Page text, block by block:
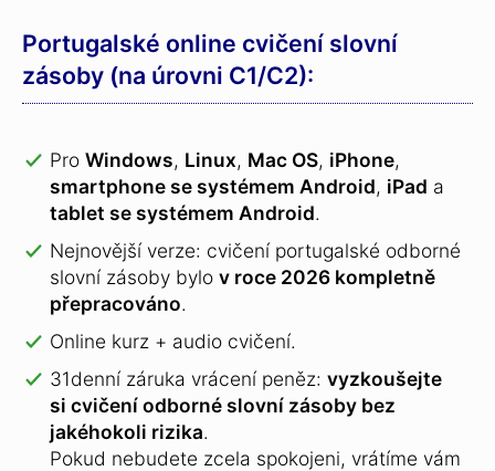
Portugalské online cvičení slovní
zásoby (na úrovni C1/C2):
Pro Windows, Linux, Mac OS, iPhone,
smartphone se systémem Android, iPad a
tablet se systémem Android.
Nejnovější verze: cvičení portugalské odborné
slovní zásoby bylo v roce 2026 kompletně
přepracováno.
Online kurz + audio cvičení.
31denní záruka vrácení peněz: vyzkoušejte
si cvičení odborné slovní zásoby bez
jakéhokoli rizika.
Pokud nebudete zcela spokojeni, vrátíme vám